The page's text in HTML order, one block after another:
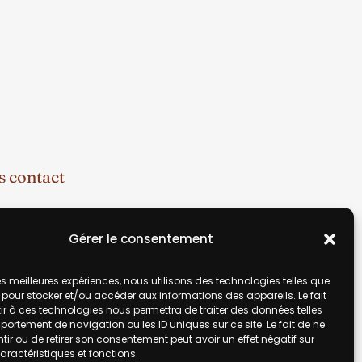
Gérer le consentement
meilleures expériences, nous utilisons des technologies telles que
stocker et/ou accéder aux informations des appareils. Le fait
à ces technologies nous permettra de traiter des données telles
de navigation ou les ID uniques sur ce site. Le fait de ne
ou de retirer son consentement peut avoir un effet négatif sur
et fonctions.
contact